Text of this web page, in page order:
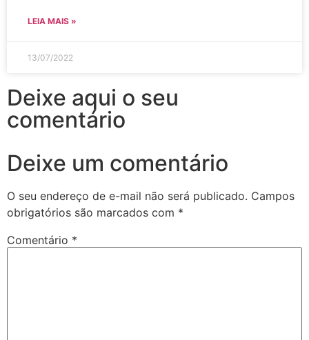
LEIA MAIS »
13/07/2022
Deixe aqui o seu
comentário
Deixe um comentário
O seu endereço de e-mail não será publicado. Campos
obrigatórios são marcados com *
Comentário *